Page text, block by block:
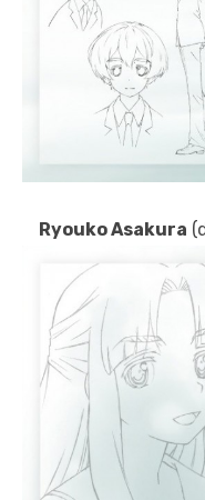
Ryouko Asakura